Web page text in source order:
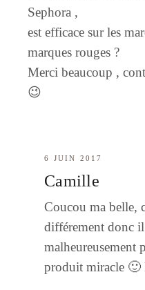
Sephora ,
est efficace sur les
marques rouges ?
Merci beaucoup ,
😉
6 JUIN 2017
Camille
Coucou ma belle,
différement donc
malheureusement
produit miracle 🙂